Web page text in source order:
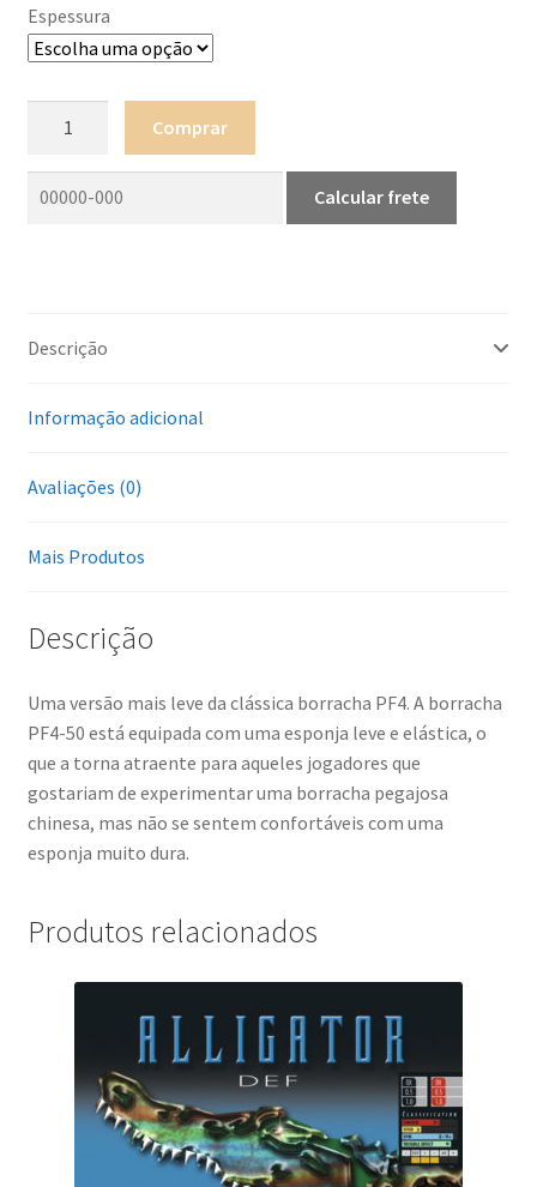
Espessura
50
quantidade
Comprar
Descrição
Informação adicional
Avaliações (0)
Mais Produtos
Descrição
Uma versão mais leve da clássica borracha PF4. A borracha
PF4-50 está equipada com uma esponja leve e elástica, o
que a torna atraente para aqueles jogadores que
gostariam de experimentar uma borracha pegajosa
chinesa, mas não se sentem confortáveis com uma
esponja muito dura.
Produtos relacionados